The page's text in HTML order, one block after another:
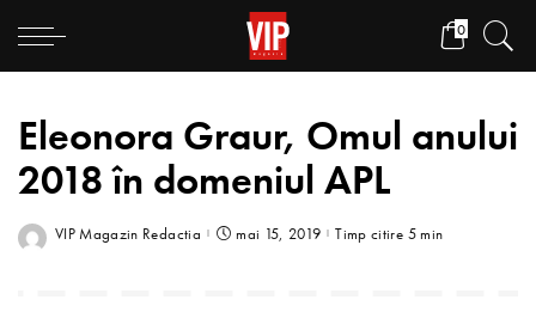
0
Eleonora Graur, Omul anului
2018 în domeniul APL
VIP Magazin Redactia mai 15, 2019 Timp citire 5 min